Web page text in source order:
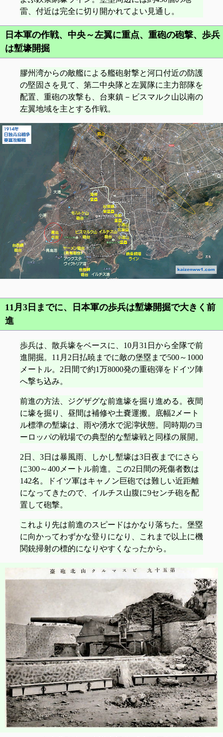
雷、付近は完全に切り開かれてよい見通し。
日本軍の作戦、中央～左翼に重点、重砲の砲撃、歩兵
は塹壕開掘
膠州湾からの敵艦による艦砲射撃と河口付近の防護
の堅固さを見て、第二中央隊と左翼隊に主力部隊を
配置、重砲の攻撃も、台東鎮－ビスマルク山以南の
左翼地域を主とする作戦。
11月3日までに、日本軍の歩兵は塹壕開掘で大きく前
進
歩兵は、散兵壕をベースに、10月31日から全隊で前
進開掘。11月2日払暁までに敵の堡塁まで500～1000
メートル。2日間で約1万8000発の重砲弾をドイツ陣
へ撃ち込み。
前進の方法、ジグザグな前進壕を掘り進める。夜間
に壕を掘り、昼間は補修や土嚢運搬。底幅2メート
ル標準の塹壕は、雨や湧水で泥濘状態。同時期のヨ
ーロッパの戦場での典型的な塹壕戦と同様の展開。
2日、3日は暴風雨、しかし塹壕は3日夜までにさら
に300～400メートル前進。この2日間の死傷者数は
142名。ドイツ軍はキャノン巨砲では難しい近距離
になってきたので、イルチス山腹に9センチ砲を配
置して砲撃。
これより先は前進のスピードはかなり落ちた。堡塁
に向かってわずかな登りになり、これまで以上に機
関銃掃射の標的になりやすくなったから。